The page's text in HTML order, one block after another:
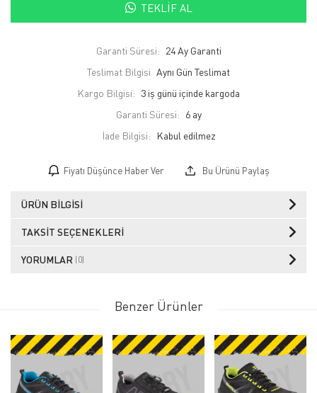
TEKLIF AL
Garanti Süresi: 24 Ay Garanti
Teslimat Bilgisi Aynı Gün Teslimat
Kargo Bilgisi: 3 iş günü içinde kargoda
Garanti Süresi: 6 ay
İade Bilgisi:
Fiyatı Düşünce Haber Ver Bu Ürünü Paylaş
ÜRÜN BILGISI
TAKSIT SEÇENEKLERI
YORUMLAR (0)
Benzer Ürünler